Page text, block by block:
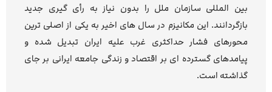
بین المللی سازمان ملل را بدون نیاز به رأی گیری جدید
بازگردانند. این مکانیزم در سال های اخیر به یکی از اصلی ترین
محورهای فشار حداکثری غرب علیه ایران تبدیل شده و
پیامدهای گسترده ای بر اقتصاد و زندگی جامعه ایرانی بر جای
گذاشته است.